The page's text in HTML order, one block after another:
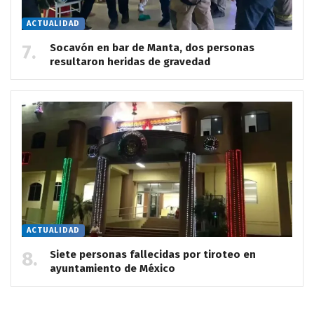
ACTUALIDAD
Socavón en bar de Manta, dos personas
resultaron heridas de gravedad
ACTUALIDAD
Siete personas fallecidas por tiroteo en
ayuntamiento de México